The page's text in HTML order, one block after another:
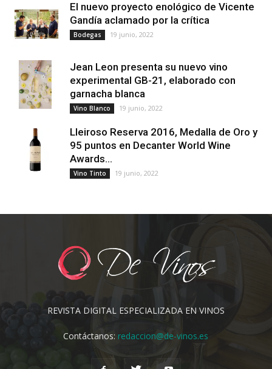
El nuevo proyecto enológico de Vicente
Gandía aclamado por la crítica
Bodegas 19 junio, 2022
Jean Leon presenta su nuevo vino
experimental GB-21, elaborado con
garnacha blanca
Vino Blanco 19 junio, 2022
Lleiroso Reserva 2016, Medalla de Oro y
95 puntos en Decanter World Wine
Awards...
Vino Tinto 19 junio, 2022
REVISTA DIGITAL ESPECIALIZADA EN VINOS
Contáctanos:redaccion@de-vinos.es